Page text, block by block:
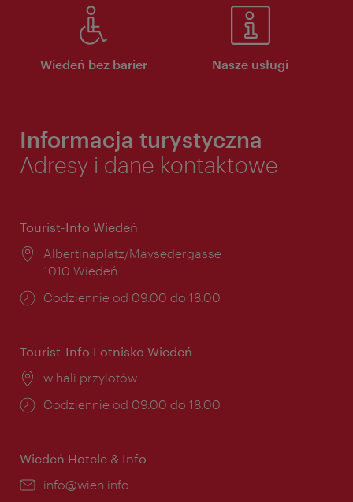
Wiedeń bez barier Nasze usługi
Informacja turystyczna
Adresy i dane kontaktowe
Tourist-Info Wiedeń
Miejsce:
Albertinaplatz/Maysedergasse
1010 Wiedeń
Godziny
Codziennie od 09.00 do 18.00
Tourist-Info Lotnisko Wiedeń
Miejsce:
w hali przylotów
Godziny
Codziennie od 09.00 do 18.00
Wiedeń Hotele & Info
E-
info@wien.info